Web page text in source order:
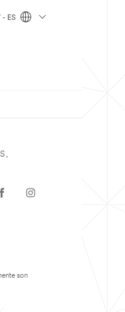
- ES
son